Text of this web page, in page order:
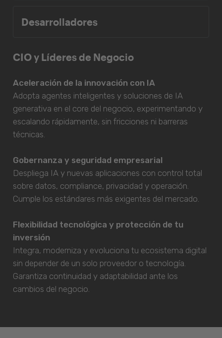
Desarrolladores
CIO y Líderes de Negocio
Aceleración de la innovación con IA
Adopta agentes inteligentes y soluciones de IA
generativa en el core del negocio, experimentando y
escalando rápidamente, sin fricciones ni barreras
técnicas.
Gobernanza y seguridad empresarial
Despliega IA y nuevas aplicaciones con control total
sobre datos, compliance, privacidad y operación.
Cumple los estándares más exigentes del mercado.
Flexibilidad tecnológica y protección de tu
inversión
Integra, moderniza y evoluciona tu ecosistema digital
sin depender de un solo proveedor o tecnología.
Garantiza continuidad y adaptabilidad ante los
cambios del negocio.